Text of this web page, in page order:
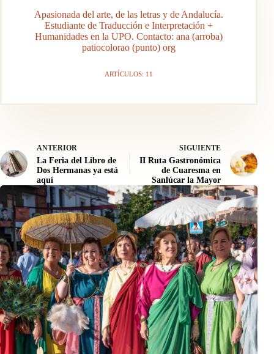
Apasionada del arte, de las letras y de Andalucía.
Estudiante de Traducción e Interpretación +
Humanidades en la UPO. Contacto: ana (arroba)
patiocolorao (punto) org
ARTÍCULOS: 11
ANTERIOR
La Feria del Libro de
Dos Hermanas ya está
aquí
SIGUIENTE
II Ruta Gastronómica
de Cuaresma en
Sanlúcar la Mayor